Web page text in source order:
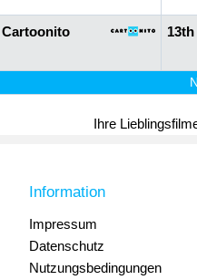
Cartoonito
Ihre
Information
Impressum
Datenschutz
Nutzungsbedingungen